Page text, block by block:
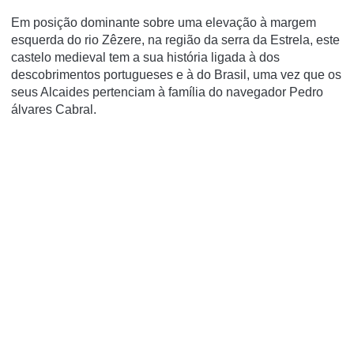
Em posição dominante sobre uma elevação à margem
esquerda do rio Zêzere, na região da serra da Estrela, este
castelo medieval tem a sua história ligada à dos
descobrimentos portugueses e à do Brasil, uma vez que os
seus Alcaides pertenciam à famí­lia do navegador Pedro
álvares Cabral.